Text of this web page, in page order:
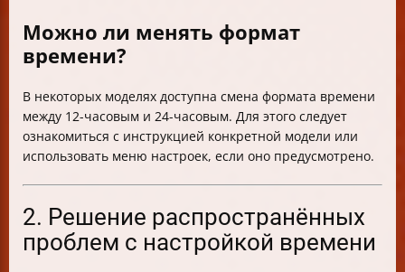
Можно ли менять формат
времени?
В некоторых моделях доступна смена формата времени
между 12-часовым и 24-часовым. Для этого следует
ознакомиться с инструкцией конкретной модели или
использовать меню настроек, если оно предусмотрено.
2. Решение распространённых
проблем с настройкой времени